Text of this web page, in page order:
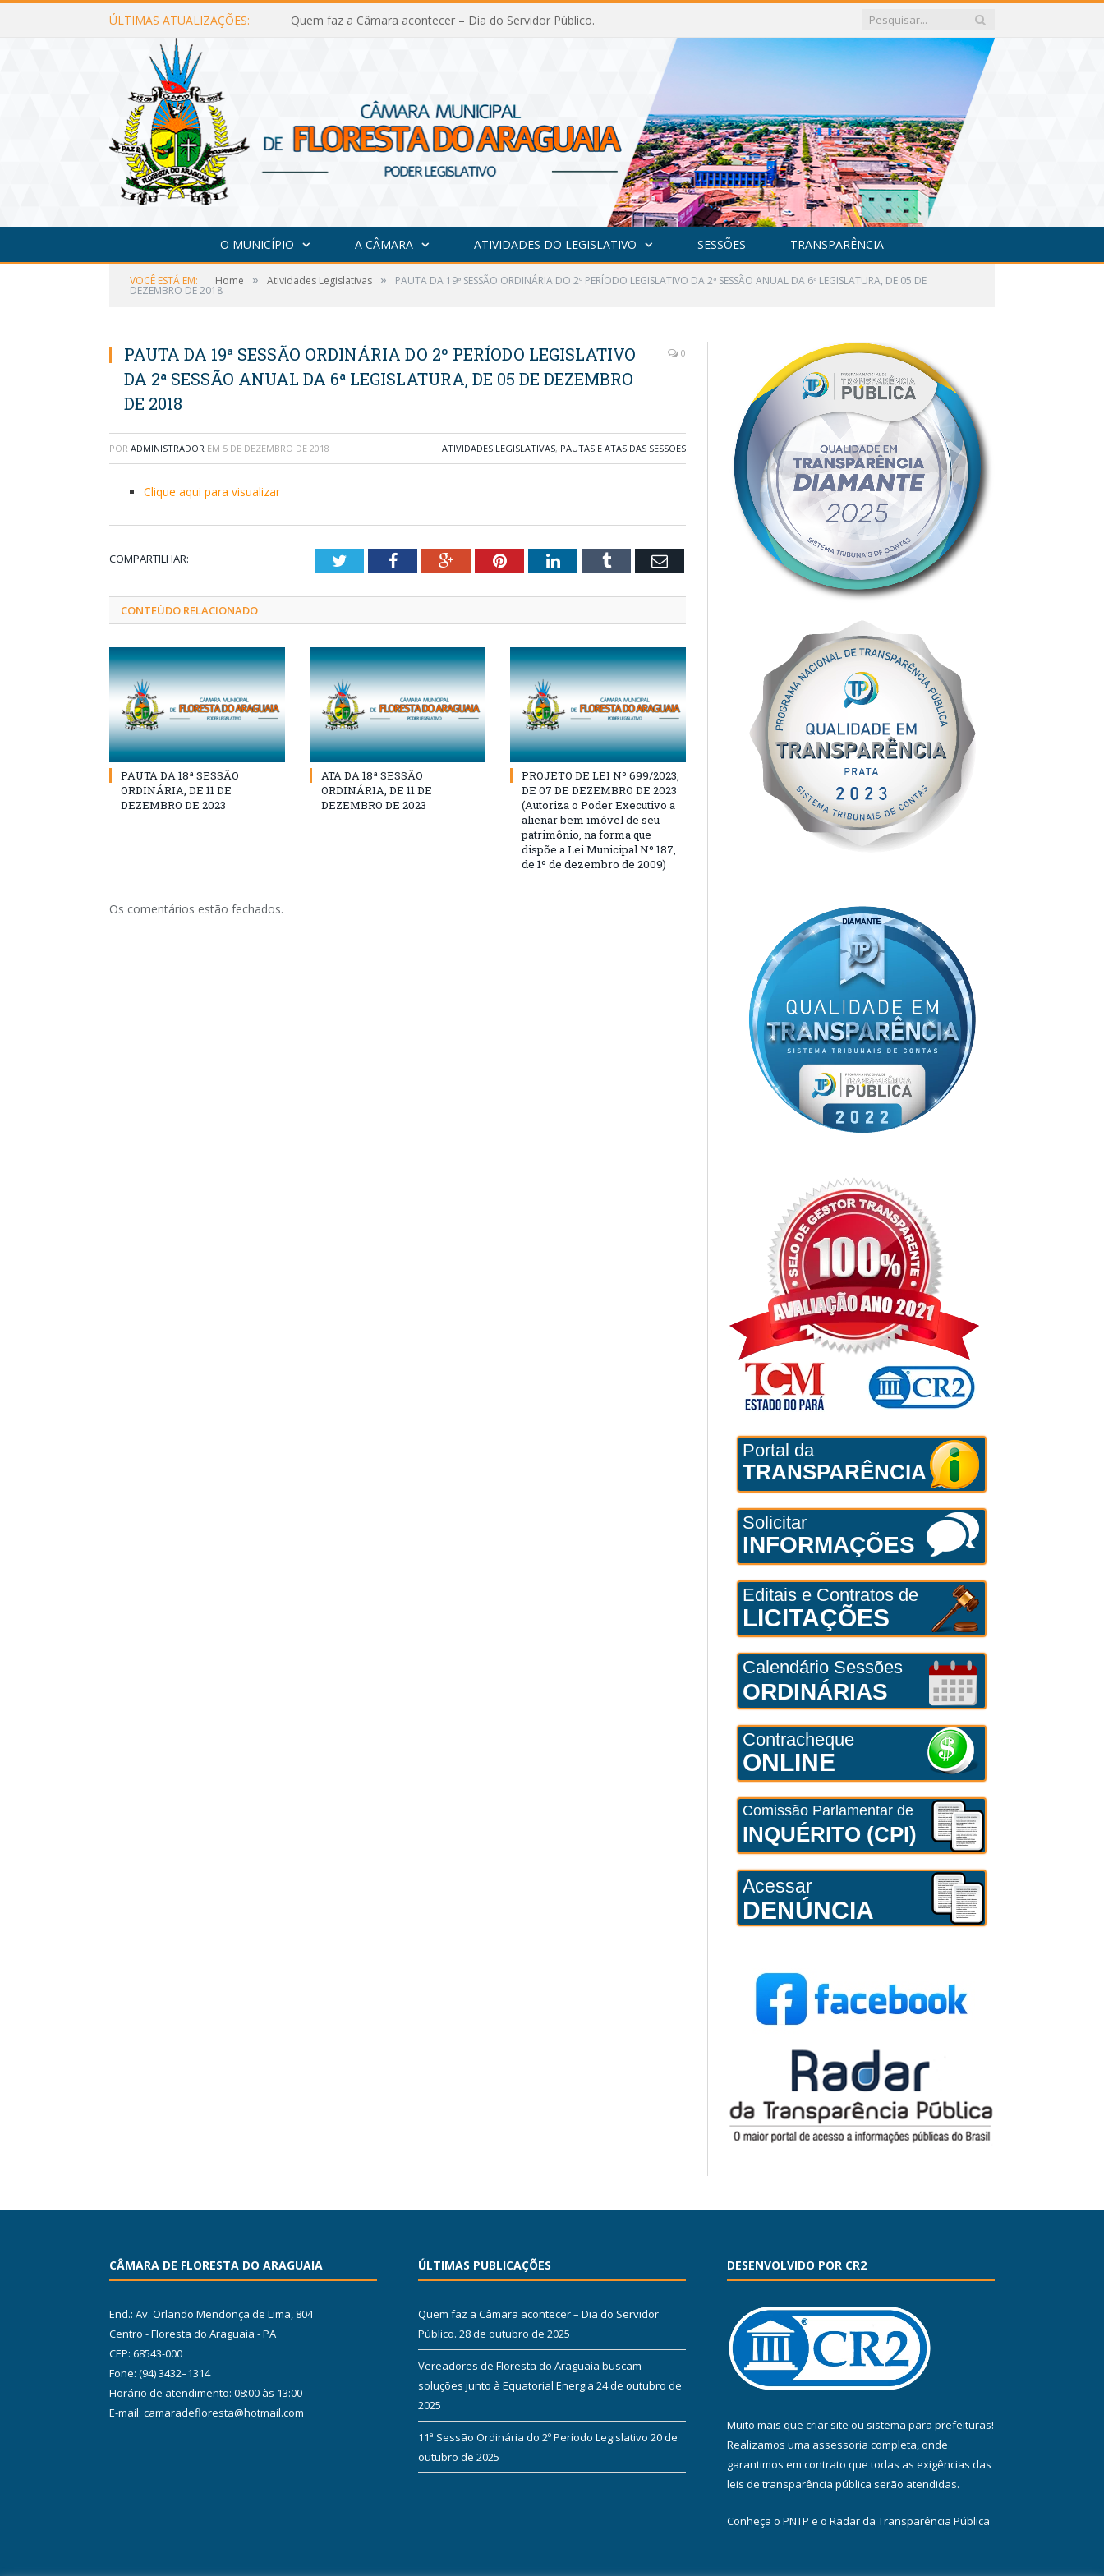
ÚLTIMAS ATUALIZAÇÕES: Quem faz a Câmara acontecer – Dia do Servidor Público.
O MUNICÍPIO A CÂMARA ATIVIDADES DO LEGISLATIVO SESSÕES TRANSPARÊNCIA
VOCÊ ESTÁ EM: Home » Atividades Legislativas » PAUTA DA 19ª SESSÃO ORDINÁRIA DO 2º PERÍODO LEGISLATIVO DA 2ª SESSÃO ANUAL DA 6ª LEGISLATURA, DE 05 DE
DEZEMBRO DE 2018
PAUTA DA 19ª SESSÃO ORDINÁRIA DO 2º PERÍODO LEGISLATIVO
DA 2ª SESSÃO ANUAL DA 6ª LEGISLATURA, DE 05 DE DEZEMBRO
DE 2018
0
POR ADMINISTRADOR EM 5 DE DEZEMBRO DE 2018 ATIVIDADES LEGISLATIVAS, PAUTAS E ATAS DAS SESSÕES
Clique aqui para visualizar
COMPARTILHAR: TwitterFacebookGoogle+PinterestLinkedInTumblr Email
CONTEÚDO RELACIONADO
PAUTA DA 18ª SESSÃO
ORDINÁRIA, DE 11 DE
DEZEMBRO DE 2023
ATA DA 18ª SESSÃO
ORDINÁRIA, DE 11 DE
DEZEMBRO DE 2023
PROJETO DE LEI Nº 699/2023,
DE 07 DE DEZEMBRO DE 2023
(Autoriza o Poder Executivo a
alienar bem imóvel de seu
patrimônio, na forma que
dispõe a Lei Municipal Nº 187,
de 1º de dezembro de 2009)
Os comentários estão fechados.
Portal da
TRANSPARÊNCIA
Solicitar
INFORMAÇÕES
Editais e Contratos de
LICITAÇÕES
Calendário Sessões
ORDINÁRIAS
Contracheque
ONLINE
Comissão Parlamentar de
INQUÉRITO (CPI)
Acessar
DENÚNCIA
CÂMARA DE FLORESTA DO ARAGUAIA
End.: Av. Orlando Mendonça de Lima, 804
Centro - Floresta do Araguaia - PA
CEP: 68543-000
Fone: (94) 3432–1314
Horário de atendimento: 08:00 às 13:00
E-mail: camaradefloresta@hotmail.com
ÚLTIMAS PUBLICAÇÕES
Quem faz a Câmara acontecer – Dia do Servidor
Público. 28 de outubro de 2025
Vereadores de Floresta do Araguaia buscam
soluções junto à Equatorial Energia 24 de outubro de
2025
11ª Sessão Ordinária do 2º Período Legislativo 20 de
outubro de 2025
DESENVOLVIDO POR CR2
Muito mais que criar site ou sistema para prefeituras!
Realizamos uma assessoria completa, onde
garantimos em contrato que todas as exigências das
leis de transparência pública serão atendidas.
Conheça o PNTP e o Radar da Transparência Pública